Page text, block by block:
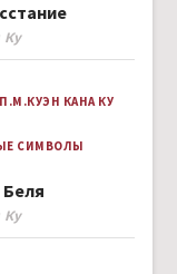
Ку
КАНА КУ
СИМВОЛЫ
Ку